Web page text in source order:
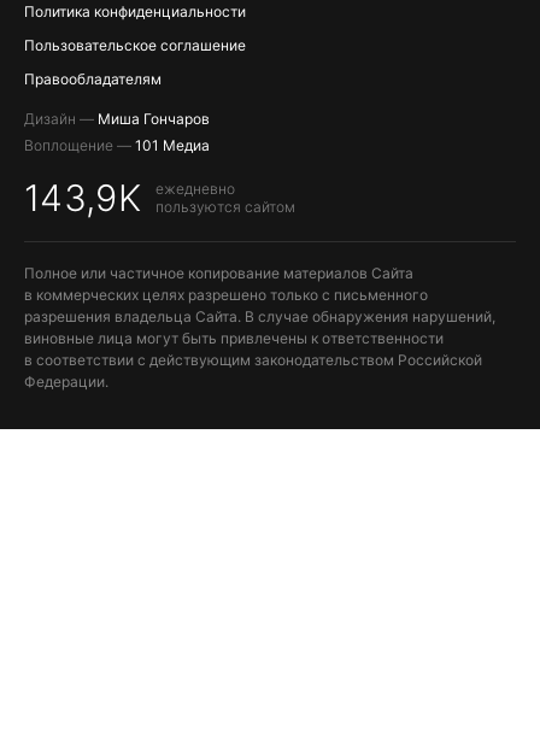
Политика конфиденциальности
Пользовательское соглашение
Правообладателям
Дизайн — Миша Гончаров
Воплощение — 101 Медиа
143,9K
ежедневно
пользуются сайтом
Полное или частичное копирование материалов Сайта
в коммерческих целях разрешено только с письменного
разрешения владельца Сайта. В случае обнаружения нарушений,
виновные лица могут быть привлечены к ответственности
в соответствии с действующим законодательством Российской
Федерации.